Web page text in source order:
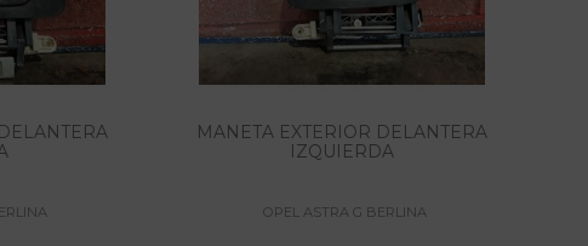
MANETA EXTERIOR DELANTERA
IZQUIERDA
OPEL ASTRA G BERLINA